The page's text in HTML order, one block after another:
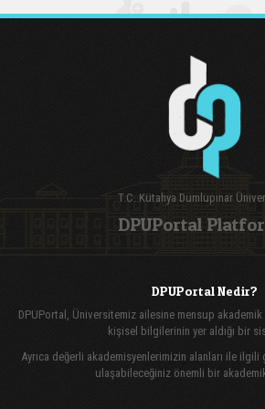
T.C. Kütahya Dumlupınar
DPUPortal
DPUPortal Nedir?
DPUPortal, Üniversitemiz ailesine mensup
kişisel bilgilerinin yer aldığı bir
Ayrıca değerli akademisyenlerimizin alanları ile ilgili
ulaşabileceğiniz önemli bir